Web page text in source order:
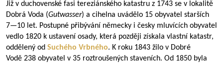
Již v duchovenské fasi tereziánského katastru z 1743 se v lokalitě
Dobrá Voda (Gutwasser) a cihelna uvádělo 15 obyvatel starších
7—10 let. Postupné přibývání německy i česky mluvících obyvatel
vedlo 1820 k ustavení osady, která později získala vlastní katastr,
oddělený od Suchého Vrbného. K roku 1843 žilo v Dobré
Vodě 238 obyvatel v 35 roztroušených staveních. Od 1850 byla